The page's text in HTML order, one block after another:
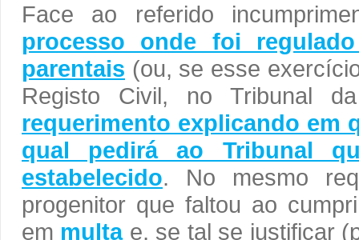
Face ao referido
processo onde foi
parentais (ou, se esse
Registo Civil, no Tribunal
requerimento explicando em
qual pedirá ao Tribunal
estabelecido. No mesmo
progenitor que faltou ao
em multa e, se tal se justificar